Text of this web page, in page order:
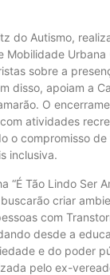
do Autismo,
Mobilidade Urbana
sobre a
disso, apoiam a
O
atividades
o compromisso
inclusiva.
“É Tão Lindo Ser
criar
com
desde a
e do poder
pelo ex-